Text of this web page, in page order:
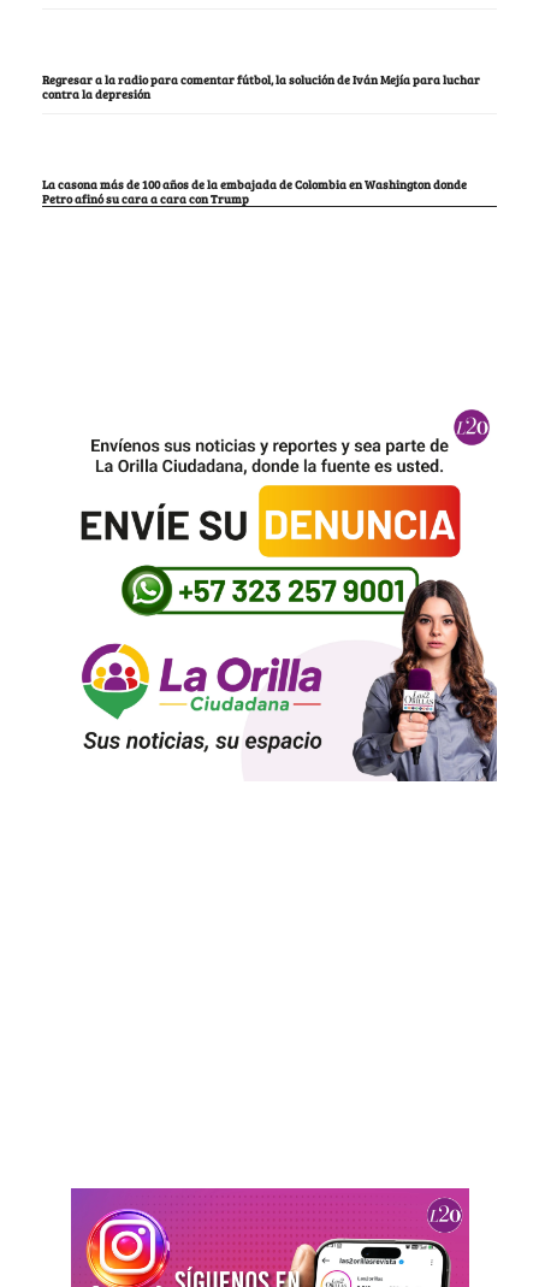
Regresar a la radio para comentar fútbol, la solución de Iván Mejía para luchar
contra la depresión
La casona más de 100 años de la embajada de Colombia en Washington donde
Petro afinó su cara a cara con Trump